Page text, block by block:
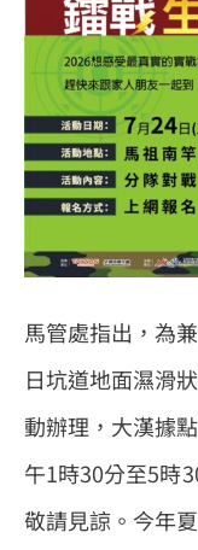
馬管處指出，為
日坑道地面濕滑
動辦理，大漢據
午1時30分至5時
敬請見諒。今年